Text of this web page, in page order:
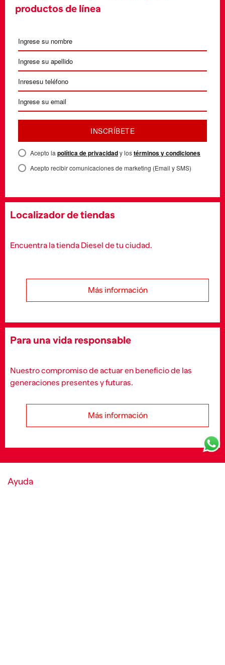
productos de línea
INSCRÍBETE
Acepto la política de privacidady lostérminos y condiciones
Acepto recibir comunicaciones de marketing (Email y SMS)
Localizador de tiendas
Encuentra la tienda Diesel de tu ciudad.
Más información
Para una vida responsable
Nuestro compromiso de actuar en beneficio de las
generaciones presentes y futuras.
Más información
Ayuda